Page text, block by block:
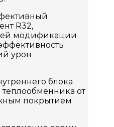
R32,
модификации
урон
блока
от
покрытием